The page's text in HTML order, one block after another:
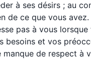
à ses désirs ; au
de ce que vous
pas à vous
besoins et vos
de respect à